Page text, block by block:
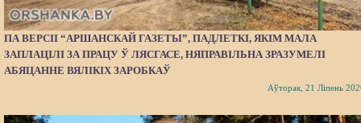
ПА ВЕРСІІ “АРШАНСКАЙ ГАЗЕТЫ”, ПАДЛЕТКІ, ЯКІМ МАЛА
ЗАПЛАЦІЛІ ЗА ПРАЦУ Ў ЛЯСГАСЕ, НЯПРАВІЛЬНА ЗРАЗУМЕЛІ
АБЯЦАННЕ ВЯЛІКІХ ЗАРОБКАЎ
Аўторак, 21 Ліпень